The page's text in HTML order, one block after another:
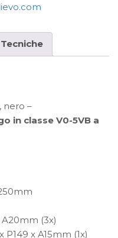
nero –
in classe V0-5VB a
(3x)
x A15mm (1x)